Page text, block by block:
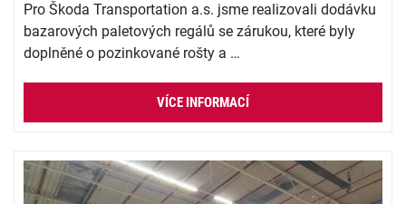
Pro Škoda Transportation a.s. jsme realizovali dodávku
bazarových paletových regálů se zárukou, které byly
doplněné o pozinkované rošty a …
VÍCE INFORMACÍ